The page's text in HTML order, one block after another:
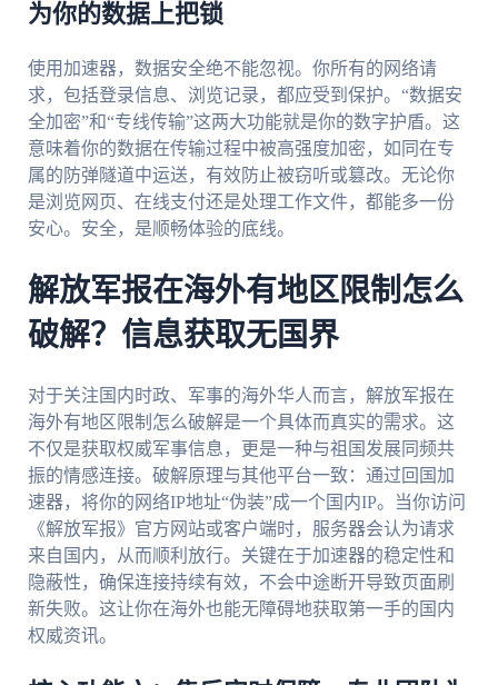
为你的数据上把锁
使用加速器，数据安全绝不能忽视。你所有的网络请
求，包括登录信息、浏览记录，都应受到保护。“数据安
全加密”和“专线传输”这两大功能就是你的数字护盾。这
意味着你的数据在传输过程中被高强度加密，如同在专
属的防弹隧道中运送，有效防止被窃听或篡改。无论你
是浏览网页、在线支付还是处理工作文件，都能多一份
安心。安全，是顺畅体验的底线。
解放军报在海外有地区限制怎么
破解？信息获取无国界
对于关注国内时政、军事的海外华人而言，解放军报在
海外有地区限制怎么破解是一个具体而真实的需求。这
不仅是获取权威军事信息，更是一种与祖国发展同频共
振的情感连接。破解原理与其他平台一致：通过回国加
速器，将你的网络IP地址“伪装”成一个国内IP。当你访问
《解放军报》官方网站或客户端时，服务器会认为请求
来自国内，从而顺利放行。关键在于加速器的稳定性和
隐蔽性，确保连接持续有效，不会中途断开导致页面刷
新失败。这让你在海外也能无障碍地获取第一手的国内
权威资讯。